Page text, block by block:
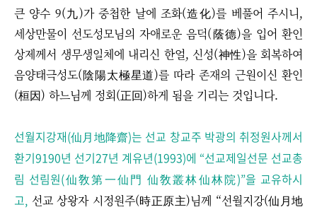
큰 양수 9(九)가 중첩한 날에 조화(造化)를 베풀어 주시니,
세상만물이 선도성모님의 자애로운 음덕(蔭德)을 입어 환인
상제께서 생무생일체에 내리신 한얼, 신성(神性)을 회복하여
음양태극성도(陰陽太極星道)를 따라 존재의 근원이신 환인
(桓因) 하느님께 정회(正回)하게 됨을 기리는 것입니다.
선월지강재(仙月地降齋)는 선교 창교주 박광의 취정원사께서
환기9190년 선기27년 계유년(1993)에 “선교제일선문 선교총
림 선림원(仙敎第一仙門 仙敎叢林仙林院)”을 교유하시
고, 선교 상왕자 시정원주(時正原主)님께 “선월지강(仙月地